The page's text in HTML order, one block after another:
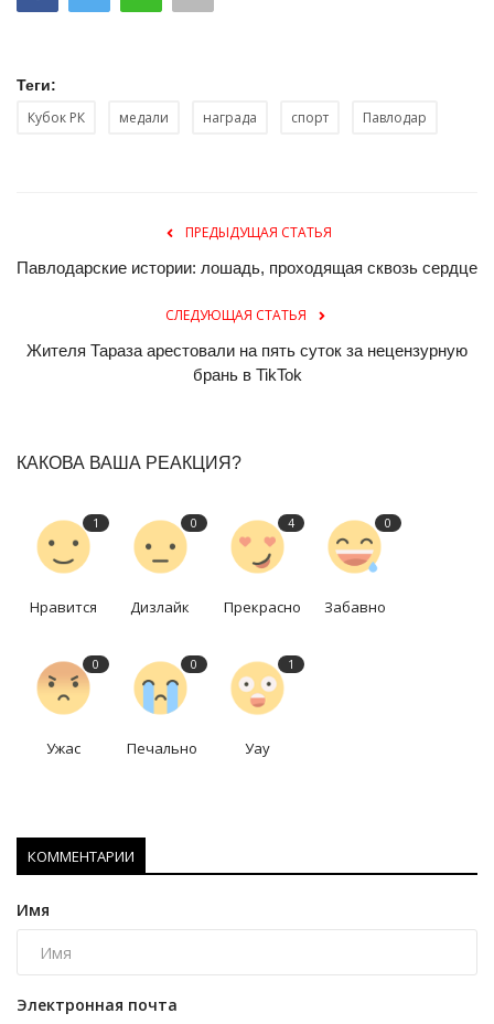
Теги:
Кубок РК медали награда спорт Павлодар
ПРЕДЫДУЩАЯ СТАТЬЯ
Павлодарские истории: лошадь, проходящая сквозь сердце
СЛЕДУЮЩАЯ СТАТЬЯ
Жителя Тараза арестовали на пять суток за нецензурную
брань в TikTok
КАКОВА ВАША РЕАКЦИЯ?
1
Нравится
0
Дизлайк
4
Прекрасно
0
Забавно
0
Ужас
0
Печально
1
Уау
КОММЕНТАРИИ
Имя
Электронная почта